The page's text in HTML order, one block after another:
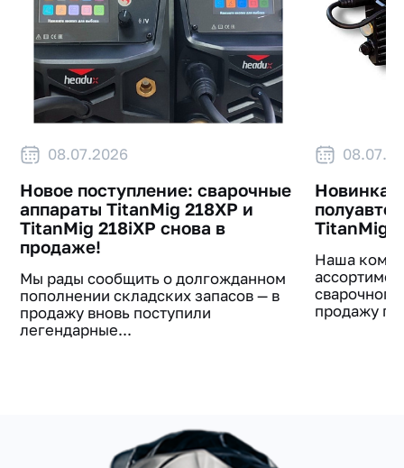
08.07.2026
Новое поступление: сварочные
аппараты TitanMig 218XP и
TitanMig 218iXP снова в
продаже!
Мы рады сообщить о долгожданном
пополнении складских запасов — в
продажу вновь поступили
легендарные...
Новинка
TitanMig
Наша
продажу